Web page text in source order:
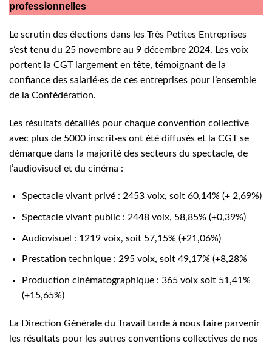
professionnelles
Le scrutin des élections dans les Très Petites Entreprises
s’est tenu du 25 novembre au 9 décembre 2024. Les voix
portent la CGT largement en tête, témoignant de la
confiance des salarié·es de ces entreprises pour l’ensemble
de la Confédération.
Les résultats détaillés pour chaque convention collective
avec plus de 5000 inscrit·es ont été diffusés et la CGT se
démarque dans la majorité des secteurs du spectacle, de
l’audiovisuel et du cinéma :
Spectacle vivant privé : 2453 voix, soit 60,14% (+ 2,69%)
Spectacle vivant public : 2448 voix, 58,85% (+0,39%)
Audiovisuel : 1219 voix, soit 57,15% (+21,06%)
Prestation technique : 295 voix, soit 49,17% (+8,28%
Production cinématographique : 365 voix soit 51,41%
(+15,65%)
La Direction Générale du Travail tarde à nous faire parvenir
les résultats pour les autres conventions collectives de nos